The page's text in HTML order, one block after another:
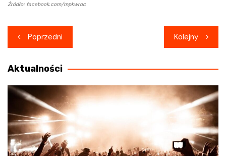
Źródło: facebook.com/mpkwroc
Nawigacja
wpisu
Poprzedni Kolejny
Aktualności